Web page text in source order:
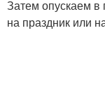
Затем опускаем в
на праздник или